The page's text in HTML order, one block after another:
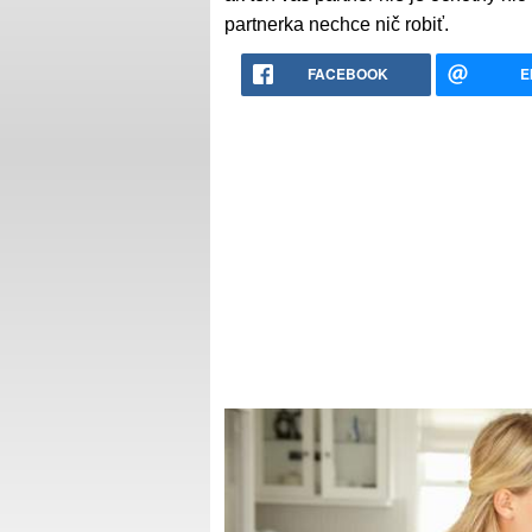
partnerka nechce nič robiť.
FACEBOOK